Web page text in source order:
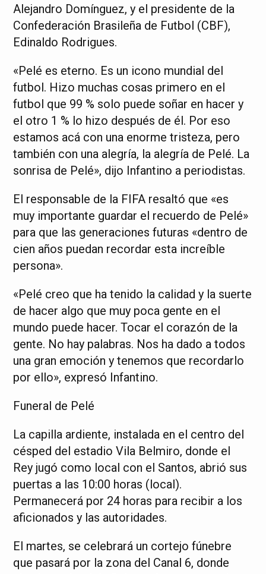
Alejandro Domínguez, y el presidente de la
Confederación Brasileña de Futbol (CBF),
Edinaldo Rodrigues.
«Pelé es eterno. Es un icono mundial del
futbol. Hizo muchas cosas primero en el
futbol que 99 % solo puede soñar en hacer y
el otro 1 % lo hizo después de él. Por eso
estamos acá con una enorme tristeza, pero
también con una alegría, la alegría de Pelé. La
sonrisa de Pelé», dijo Infantino a periodistas.
El responsable de la FIFA resaltó que «es
muy importante guardar el recuerdo de Pelé»
para que las generaciones futuras «dentro de
cien años puedan recordar esta increíble
persona».
«Pelé creo que ha tenido la calidad y la suerte
de hacer algo que muy poca gente en el
mundo puede hacer. Tocar el corazón de la
gente. No hay palabras. Nos ha dado a todos
una gran emoción y tenemos que recordarlo
por ello», expresó Infantino.
Funeral de Pelé
La capilla ardiente, instalada en el centro del
césped del estadio Vila Belmiro, donde el
Rey jugó como local con el Santos, abrió sus
puertas a las 10:00 horas (local).
Permanecerá por 24 horas para recibir a los
aficionados y las autoridades.
El martes, se celebrará un cortejo fúnebre
que pasará por la zona del Canal 6, donde